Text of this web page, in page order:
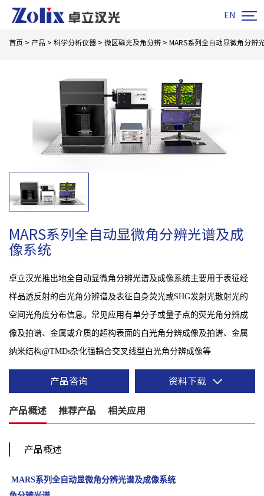
EN 
首页 > 产品 > 科学分析仪器 > 微区磁光及角分辨 > MARS系列全自动显微角分辨
MARS系列全自动显微角分辨光谱及成
像系统
卓立汉光推出地全自动显微角分辨光谱及成像系统主要用于表征经
样品透反射的白光角分辨谱及表征自身荧光或SHG发射光散射光的
空间光角度分布信息。常见应用有单分子或量子点的荧光角分辨成
像及拍谱、金属或介质的超构表面的白光角分辨成像及拍谱、金属
纳米结构@TMDs杂化强耦合交叉线型白光角分辨成像等
产品咨询 资料下载
产品概述 推荐产品 相关应用
产品概述
MARS系列全自动显微角分辨光谱及成像系统